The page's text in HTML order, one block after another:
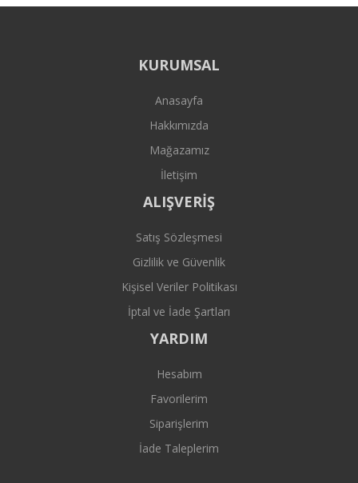
KURUMSAL
Anasayfa
Hakkımızda
Mağazamız
İletişim
ALIŞVERİŞ
Satış Sözleşmesi
Gizlilik ve Güvenlik
Kişisel Veriler Politikası
İptal ve İade Şartları
YARDIM
Hesabım
Favorilerim
Siparişlerim
İade Taleplerim